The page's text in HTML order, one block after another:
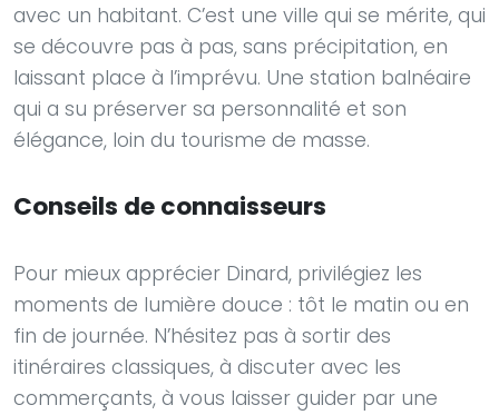
avec un habitant. C’est une ville qui se mérite, qui
se découvre pas à pas, sans précipitation, en
laissant place à l’imprévu. Une station balnéaire
qui a su préserver sa personnalité et son
élégance, loin du tourisme de masse.
Conseils de connaisseurs
Pour mieux apprécier Dinard, privilégiez les
moments de lumière douce : tôt le matin ou en
fin de journée. N’hésitez pas à sortir des
itinéraires classiques, à discuter avec les
commerçants, à vous laisser guider par une